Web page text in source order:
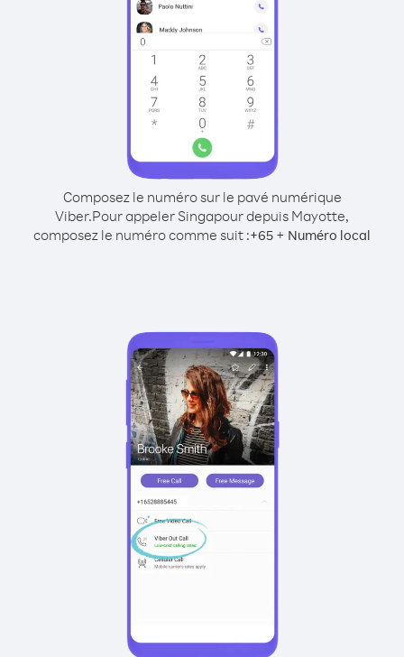
Composez le numéro sur le pavé numérique
Viber.Pour appeler Singapour depuis Mayotte,
composez le numéro comme suit :+65 + Numéro local